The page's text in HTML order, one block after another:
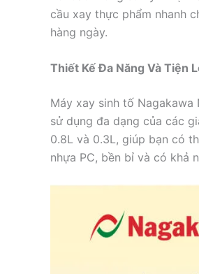
cầu xay thực phẩm nhanh
hàng ngày.
Thiết Kế Đa Năng Và Tiện
Máy xay sinh tố
sử dụng đa dạng của các
0.8L và 0.3L, giúp bạn có
nhựa PC, bền bỉ và có khả